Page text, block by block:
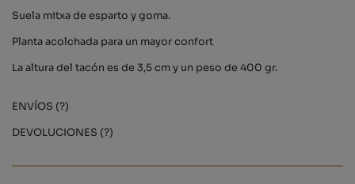
Suela mitxa de esparto y goma.
Planta acolchada para un mayor confort
La altura del tacón es de 3,5 cm y un peso de 400 gr.
ENVÍOS (?)
DEVOLUCIONES (?)